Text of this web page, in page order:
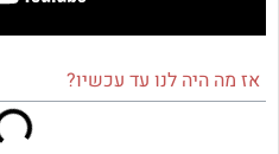
אז מה היה לנו עד עכשיו?